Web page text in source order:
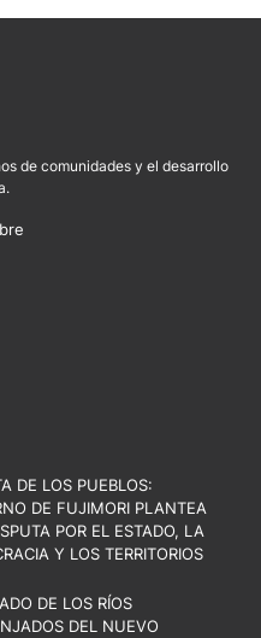
de comunidades y el desarrollo
DE LOS PUEBLOS:
DE FUJIMORI PLANTEA
POR EL ESTADO, LA
Y LOS TERRITORIOS
DE LOS RÍOS
DEL NUEVO